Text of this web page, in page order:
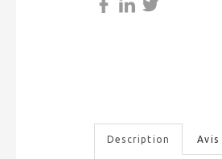
Description Avis